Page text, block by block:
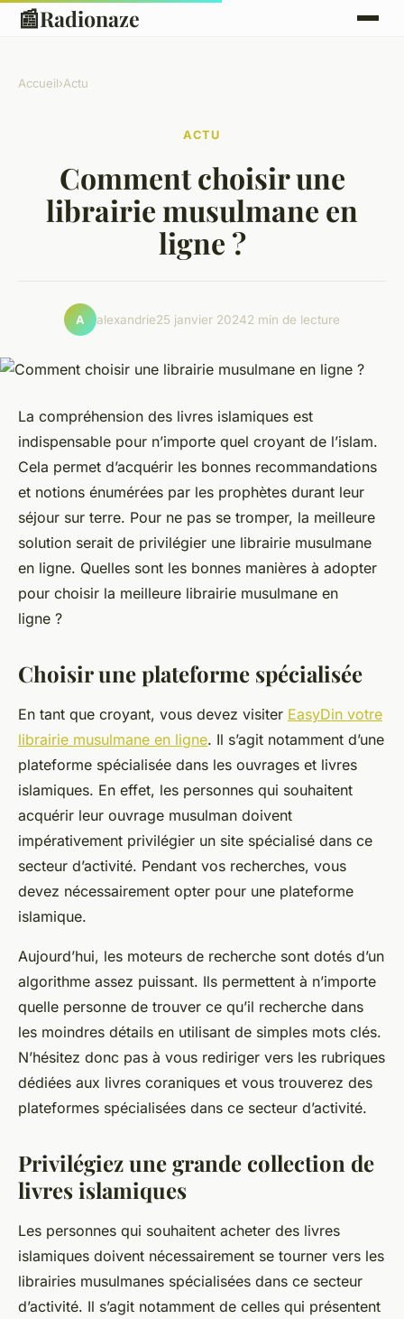
📰Radionaze
Accueil›Actu
ACTU
Comment choisir une
librairie musulmane en
ligne ?
A alexandrie25 janvier 20242 min de lecture
La compréhension des livres islamiques est
indispensable pour n’importe quel croyant de l’islam.
Cela permet d’acquérir les bonnes recommandations
et notions énumérées par les prophètes durant leur
séjour sur terre. Pour ne pas se tromper, la meilleure
solution serait de privilégier une librairie musulmane
en ligne. Quelles sont les bonnes manières à adopter
pour choisir la meilleure librairie musulmane en
ligne ?
Choisir une plateforme spécialisée
En tant que croyant, vous devez visiter EasyDin votre
librairie musulmane en ligne. Il s’agit notamment d’une
plateforme spécialisée dans les ouvrages et livres
islamiques. En effet, les personnes qui souhaitent
acquérir leur ouvrage musulman doivent
impérativement privilégier un site spécialisé dans ce
secteur d’activité. Pendant vos recherches, vous
devez nécessairement opter pour une plateforme
islamique.
Aujourd’hui, les moteurs de recherche sont dotés d’un
algorithme assez puissant. Ils permettent à n’importe
quelle personne de trouver ce qu’il recherche dans
les moindres détails en utilisant de simples mots clés.
N’hésitez donc pas à vous rediriger vers les rubriques
dédiées aux livres coraniques et vous trouverez des
plateformes spécialisées dans ce secteur d’activité.
Privilégiez une grande collection de
livres islamiques
Les personnes qui souhaitent acheter des livres
islamiques doivent nécessairement se tourner vers les
librairies musulmanes spécialisées dans ce secteur
d’activité. Il s’agit notamment de celles qui présentent